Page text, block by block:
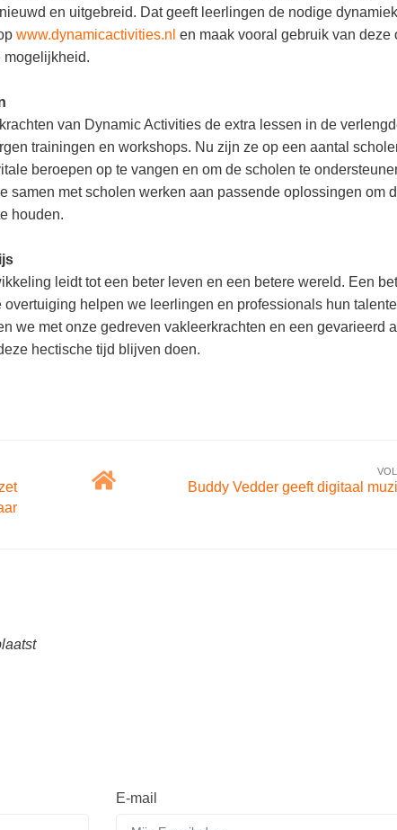
en uitgebreid. Dat geeft leerlingen de nodige
www.dynamicactivities.nl en maak vooral gebruik van deze
mogelijkheid.
van Dynamic Activities de extra lessen in de
trainingen en workshops. Nu zijn ze op een aantal
beroepen op te vangen en om de scholen te
samen met scholen werken aan passende oplossingen om
houden.
leidt tot een beter leven en een betere wereld. Een
helpen we leerlingen en professionals hun
we met onze gedreven vakleerkrachten en een gevarieerd
hectische tijd blijven doen.
Buddy Vedder geeft digitaal
E-mail